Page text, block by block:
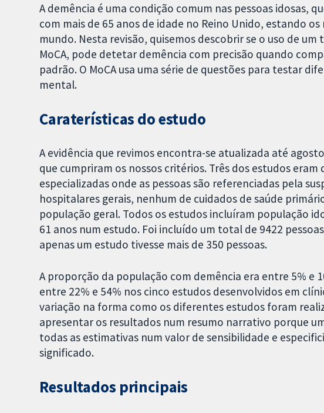
A demência é uma condição comum nas pessoas idosas,
com mais de 65 anos de idade no Reino Unido, estando
mundo. Nesta revisão, quisemos descobrir se o uso de
MoCA, pode detetar demência com precisão quando
padrão. O MoCA usa uma série de questões para testar
mental.
Caraterísticas do estudo
A evidência que revimos encontra-se atualizada até
que cumpriram os nossos critérios. Três dos estudos
especializadas onde as pessoas são referenciadas pela
hospitalares gerais, nenhum de cuidados de saúde
população geral. Todos os estudos incluíram população
61 anos num estudo. Foi incluído um total de 9422
apenas um estudo tivesse mais de 350 pessoas.
A proporção da população com demência era entre 5% e
entre 22% e 54% nos cinco estudos desenvolvidos em
variação na forma como os diferentes estudos foram
apresentar os resultados num resumo narrativo porque
todas as estimativas num valor de sensibilidade e
significado.
Resultados principais